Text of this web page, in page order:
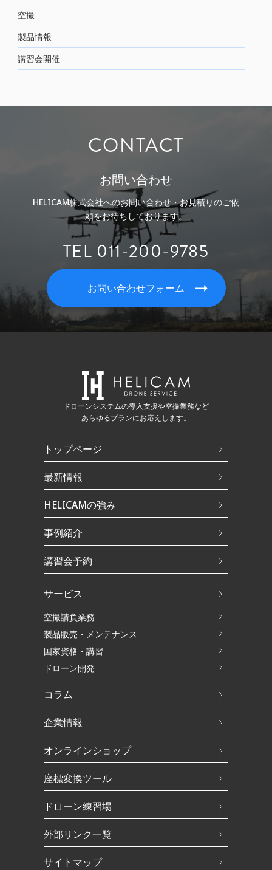
空撮
製品情報
講習会開催
CONTACT
お問い合わせ
HELICAM株式会社へのお問い合わせ・お見積りのご依
頼をお待ちしております。
TEL 011-200-9785
お問い合わせフォーム
ドローンシステムの導入支援や空撮業務など
あらゆるプランにお応えします。
トップページ
最新情報
HELICAMの強み
事例紹介
講習会予約
サービス
空撮請負業務
製品販売・メンテナンス
国家資格・講習
ドローン開発
コラム
企業情報
オンラインショップ
座標変換ツール
ドローン練習場
外部リンク一覧
サイトマップ